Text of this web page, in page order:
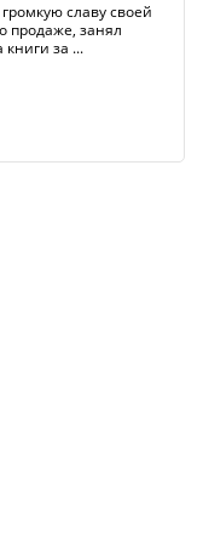
славу своей
продаже, занял
книги за ...